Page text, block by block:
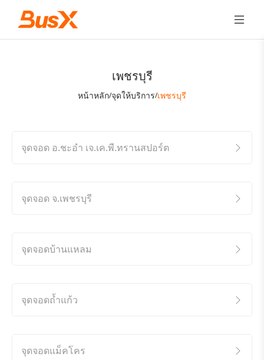
เพชรบุรี
หน้าหลัก/จุดให้บริการ/เพชรบุรี
จุดจอด อ.ชะอำ เจ.เค.พี.ทรานสปอร์ต
จุดจอด จ.เพชรบุรี
จุดจอดบ้านแหลม
จุดจอดถ้ำแก้ว
จุดจอดแม็คโคร